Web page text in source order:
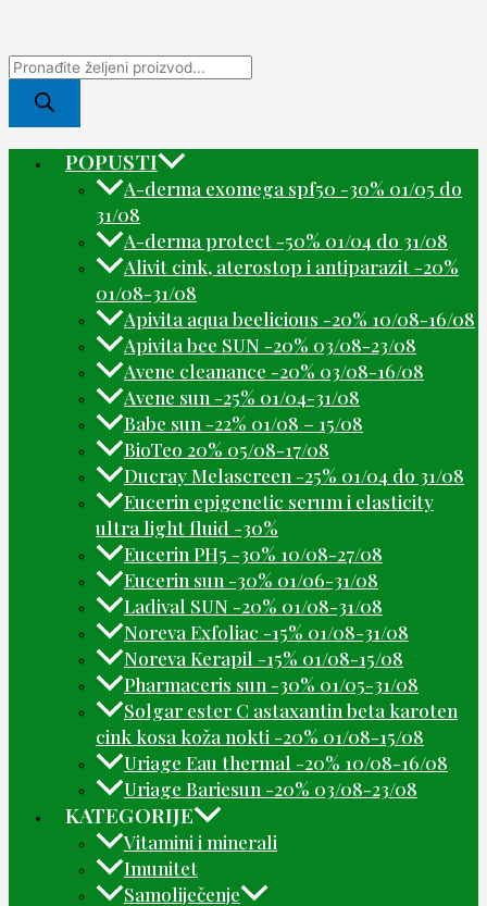
POPUSTI
A-derma exomega spf50 -30% 01/05 do
31/08
A-derma protect -50% 01/04 do 31/08
Alivit cink, aterostop i antiparazit -20%
01/08-31/08
Apivita aqua beelicious -20% 10/08-16/08
Apivita bee SUN -20% 03/08-23/08
Avene cleanance -20% 03/08-16/08
Avene sun -25% 01/04-31/08
Babe sun -22% 01/08 – 15/08
BioTeo 20% 05/08-17/08
Ducray Melascreen -25% 01/04 do 31/08
Eucerin epigenetic serum i elasticity
ultra light fluid -30%
Eucerin PH5 -30% 10/08-27/08
Eucerin sun -30% 01/06-31/08
Ladival SUN -20% 01/08-31/08
Noreva Exfoliac -15% 01/08-31/08
Noreva Kerapil -15% 01/08-15/08
Pharmaceris sun -30% 01/05-31/08
Solgar ester C astaxantin beta karoten
cink kosa koža nokti -20% 01/08-15/08
Uriage Eau thermal -20% 10/08-16/08
Uriage Bariesun -20% 03/08-23/08
KATEGORIJE
Vitamini i minerali
Imunitet
Samoliječenje